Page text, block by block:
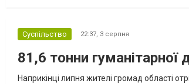
Суспільство 22:37, 3 серпня
81,6 тонни
Наприкінці липня жителі громад області